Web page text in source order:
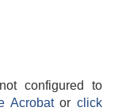
configured to
Acrobatorclick